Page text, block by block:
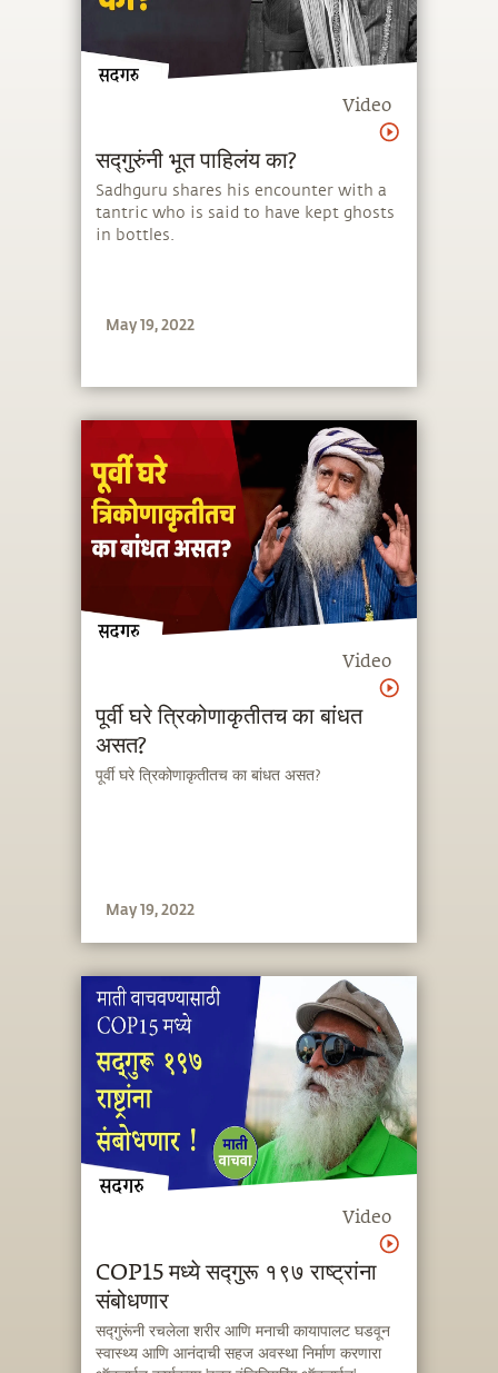
Video
सद्गुरुंनी भूत पाहिलंय का?
Sadhguru shares his encounter with a
tantric who is said to have kept ghosts
in bottles.
May 19, 2022
Video
पूर्वी घरे त्रिकोणाकृतीतच का बांधत
असत?
पूर्वी घरे त्रिकोणाकृतीतच का बांधत असत?
May 19, 2022
Video
COP15 मध्ये सद्गुरू १९७ राष्ट्रांना
संबोधणार
सद्गुरूंनी रचलेला शरीर आणि मनाची कायापालट घडवून
स्वास्थ्य आणि आनंदाची सहज अवस्था निर्माण करणारा